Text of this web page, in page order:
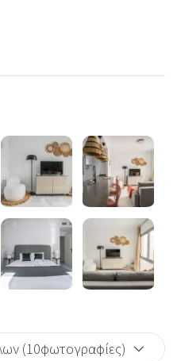
(10φωτογραφίες)